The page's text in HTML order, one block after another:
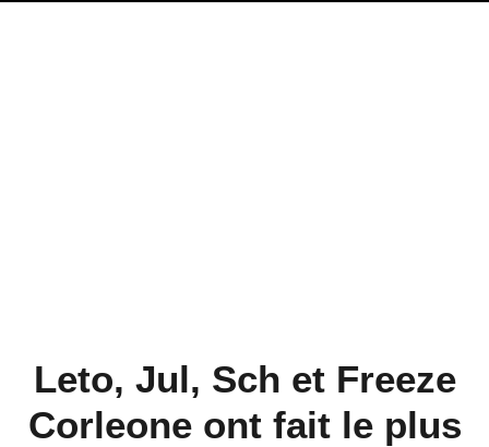
Leto, Jul, Sch et Freeze
Corleone ont fait le plus